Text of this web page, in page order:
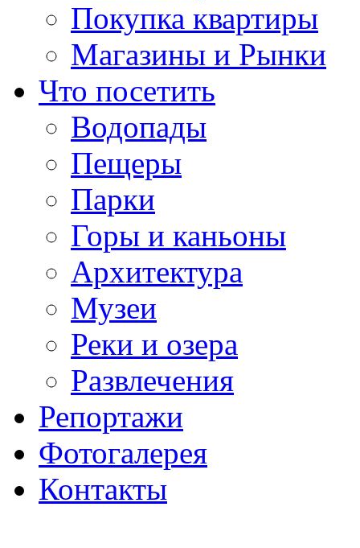
Покупка квартиры
Магазины и Рынки
Что посетить
Водопады
Пещеры
Парки
Горы и каньоны
Архитектура
Музеи
Реки и озера
Развлечения
Репортажи
Фотогалерея
Контакты